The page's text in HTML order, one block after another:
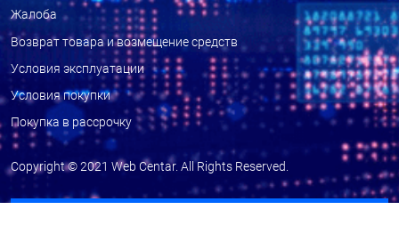
Жалоба
Возврат товара и возмещение средств
Условия эксплуатации
Условия покупки
Покупка в рассрочку
Copyright © 2021Web Centar. All Rights Reserved.